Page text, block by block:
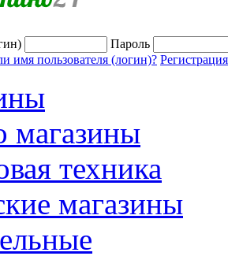
Пароль
имя пользователя (логин)? Регистрация
магазины
техника
магазины